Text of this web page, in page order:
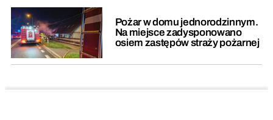
Pożar w domu jednorodzinnym.
Na miejsce zadysponowano
osiem zastępów straży pożarnej